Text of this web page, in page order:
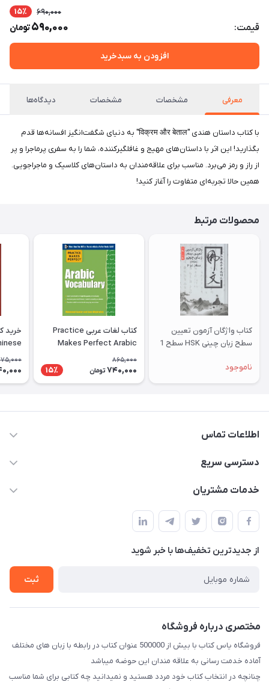
قیمت:
690,000 15٪
590,000تومان
افزودن به سبدخرید
معرفی مشخصات مشخصات دیدگاه‌ها
با کتاب داستان هندی "विक्रम और बेताल" به دنیای شگفت‌انگیز افسانه‌ها قدم
بگذارید! این اثر با داستان‌های مهیج و غافلگیرکننده، شما را به سفری پرماجرا و پر
از راز و رمز می‌برد. مناسب برای علاقه‌مندان به داستان‌های کلاسیک و ماجراجویی.
همین حالا تجربه‌ای متفاوت را آغاز کنید!
محصولات مرتبط
کتاب واژگان آزمون تعیین
سطح زبان چینی HSK سطح 1
ناموجود
کتاب لغات عربی Practice
Makes Perfect Arabic
Vocabulary With 145
Exercises عربیک وکبیولری
865,000
740,000 تومان 15٪
اطلاعات تماس
09371742423
طبقه بالای دنیای لبنیات (مراجعه حضوری فقط در صورت هماهنگی
قبلی با شماره ۰۹۳۷۱۷۴۲۴۲۳ امکان پذیر است)
دسترسی سریع
حساب کاربری
لیست محصولات
درباره ما
خدمات مشتریان
قوانین و مقررات
حریم خصوصی
راهنما
از جدید‌ترین تخفیف‌ها با‌ خبر شوید
ثبت
مختصری درباره فروشگاه
فروشگاه یاس کتاب با بیش از 500000 عنوان کتاب در رابطه با زبان های مختلف
آماده خدمت رسانی به علاقه مندان این حوضه میباشد
چنانچه در انتخاب کتاب خود مردد هستید و نمیدانید چه کتابی برای شما مناسب